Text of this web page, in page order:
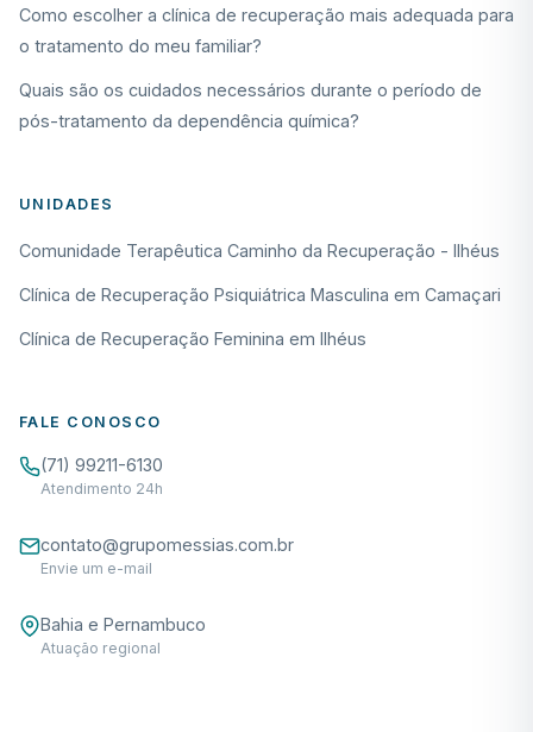
Como escolher a clínica de recuperação mais adequada para
o tratamento do meu familiar?
Quais são os cuidados necessários durante o período de
pós-tratamento da dependência química?
UNIDADES
Comunidade Terapêutica Caminho da Recuperação - Ilhéus
Clínica de Recuperação Psiquiátrica Masculina em Camaçari
Clínica de Recuperação Feminina em Ilhéus
FALE CONOSCO
(71) 99211-6130
Atendimento 24h
contato@grupomessias.com.br
Envie um e-mail
Bahia e Pernambuco
Atuação regional